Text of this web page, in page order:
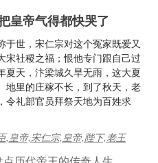
皇帝气得都快哭了
于世，宋仁宗对这个冤家既爱又
宋社稷之福；恨他专门跟自己过
夏天，汴梁城久旱无雨，这大夏
地里的庄稼不长，到了秋天，老
令礼部官员拜祭天地为百姓求
,皇帝,宋仁宗,皇帝,陛下,老王